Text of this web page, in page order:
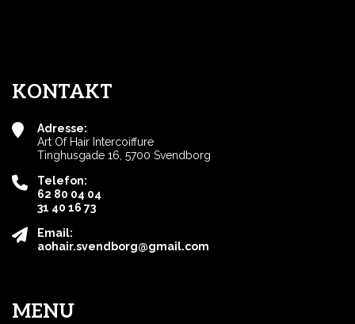
KONTAKT
Adresse:
Art Of Hair Intercoiffure
Tinghusgade 16, 5700 Svendborg
Telefon:
62 80 04 04
31 40 16 73
Email:
aohair.svendborg@gmail.com
MENU